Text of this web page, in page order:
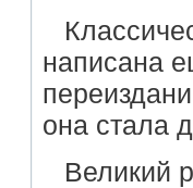
написана
она стала
Великий